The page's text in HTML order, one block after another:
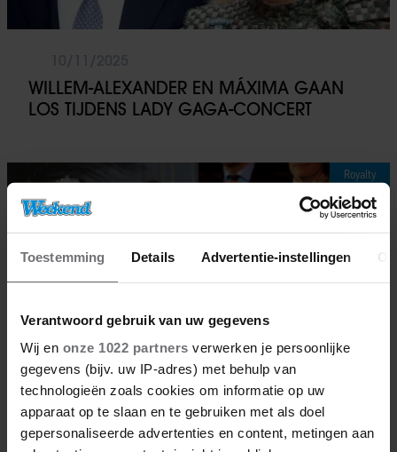
Toestemming Details Advertentie-instellingen
Verantwoord gebruik van uw gegevens
Wij en onze 1022 partners verwerken je persoonlijke
gegevens (bijv. uw IP-adres) met behulp van
technologieën zoals cookies om informatie op uw
apparaat op te slaan en te gebruiken met als doel
gepersonaliseerde advertenties en content, metingen aan
WILLEM-ALEXANDER EN MÁXIMA GAAN
LOS TIJDENS LADY GAGA-CONCERT
Royalty